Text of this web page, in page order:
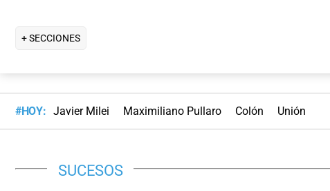
+ SECCIONES
#HOY: Javier Milei Maximiliano Pullaro Colón Unión
SUCESOS